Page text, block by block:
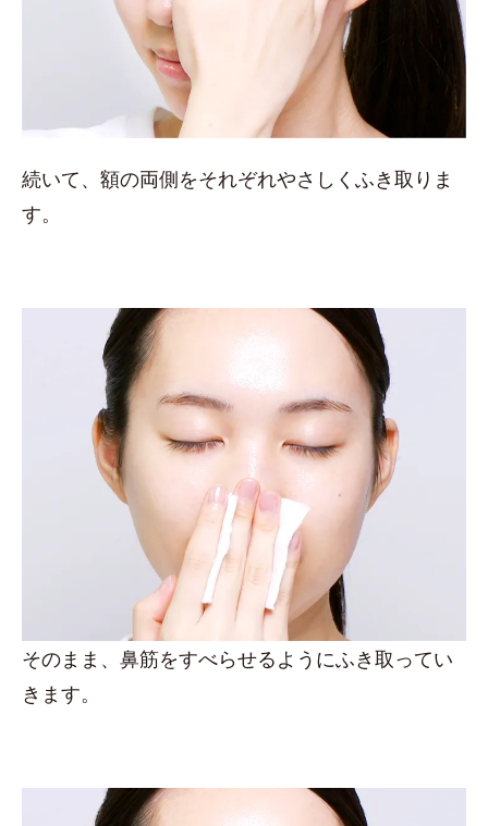
続いて、額の両側をそれぞれやさしくふき取りま
す。
そのまま、鼻筋をすべらせるようにふき取ってい
きます。